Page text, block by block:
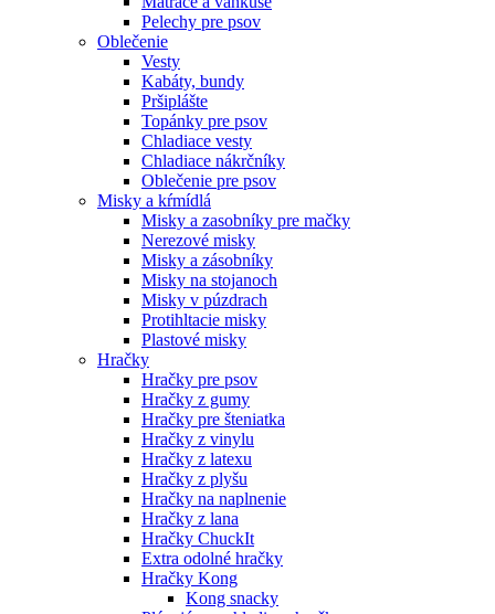
Pelechy pre psov
Oblečenie
Vesty
Kabáty, bundy
Pršiplášte
Topánky pre psov
Chladiace vesty
Chladiace nákrčníky
Oblečenie pre psov
Misky a kŕmídlá
Misky a zasobníky pre mačky
Nerezové misky
Misky a zásobníky
Misky na stojanoch
Misky v púzdrach
Protihltacie misky
Plastové misky
Hračky
Hračky pre psov
Hračky z gumy
Hračky pre šteniatka
Hračky z vinylu
Hračky z latexu
Hračky z plyšu
Hračky na naplnenie
Hračky z lana
Hračky ChuckIt
Extra odolné hračky
Hračky Kong
Kong snacky